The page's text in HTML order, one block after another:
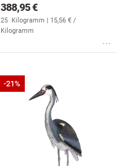
388,95 €
25 Kilogramm | 15,56 € /
Kilogramm
-21%